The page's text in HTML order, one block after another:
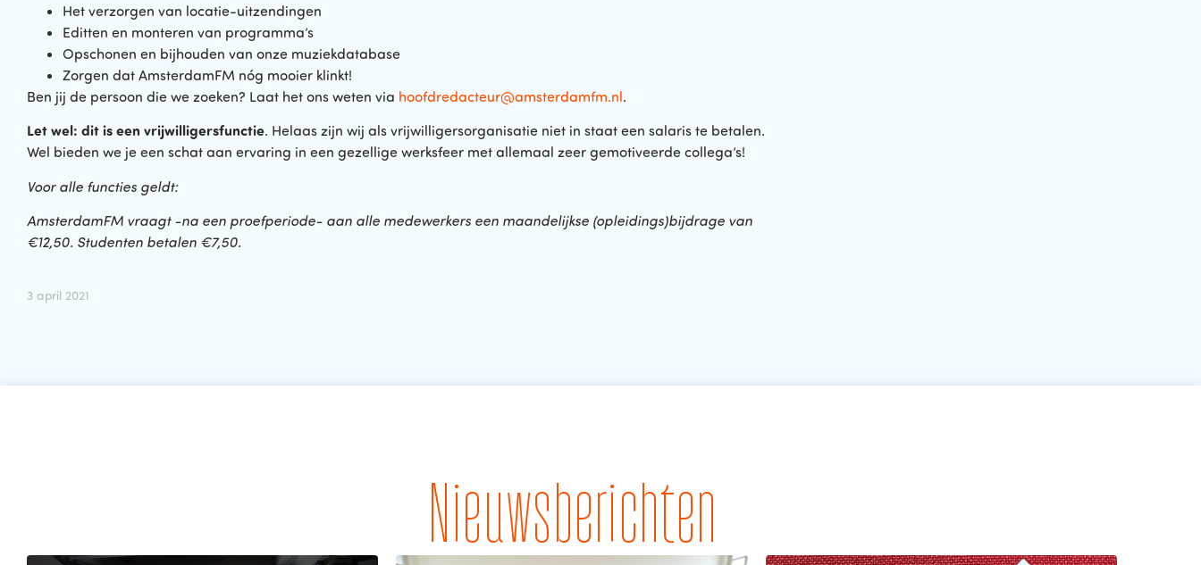
Het verzorgen van locatie-uitzendingen
Editten en monteren van programma’s
Opschonen en bijhouden van onze muziekdatabase
Zorgen dat AmsterdamFM nóg mooier klinkt!
Ben jij de persoon die we zoeken? Laat het ons weten via hoofdredacteur@amsterdamfm.nl.
Let wel: dit is een vrijwilligersfunctie. Helaas zijn wij als vrijwilligersorganisatie niet in staat een salaris te betalen.
Wel bieden we je een schat aan ervaring in een gezellige werksfeer met allemaal zeer gemotiveerde collega’s!
Voor alle functies geldt:
AmsterdamFM vraagt -na een proefperiode- aan alle medewerkers een maandelijkse (opleidings)bijdrage van
€12,50. Studenten betalen €7,50.
3 april 2021
Nieuwsberichten